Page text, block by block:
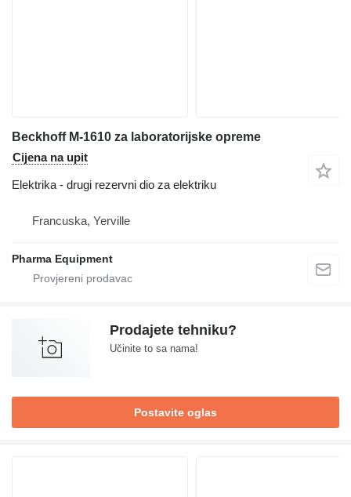
Beckhoff M-1610 za laboratorijske opreme
Cijena na upit
Elektrika - drugi rezervni dio za elektriku
Francuska, Yerville
Pharma Equipment
Prodajete tehniku?
Učinite to sa nama!
Postavite oglas